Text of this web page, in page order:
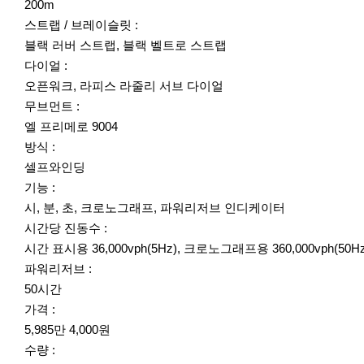
200m
스트랩 / 브레이슬릿 :
블랙 러버 스트랩, 블랙 벨트로 스트랩
다이얼 :
오픈워크, 라피스 라줄리 서브 다이얼
무브먼트 :
엘 프리메로 9004
방식 :
셀프와인딩
기능 :
시, 분, 초, 크로노그래프, 파워리저브 인디케이터
시간당 진동수 :
시간 표시용 36,000vph(5Hz), 크로노그래프용
파워리저브 :
50시간
가격 :
5,985만 4,000원
수량 :